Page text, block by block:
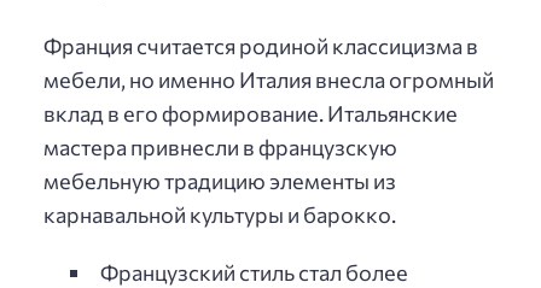
Франция считается родиной классицизма в
мебели, но именно Италия внесла огромный
вклад в его формирование. Итальянские
мастера привнесли в французскую
мебельную традицию элементы из
карнавальной культуры и барокко.
Французский стиль стал более